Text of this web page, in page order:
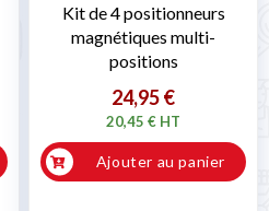
Kit de 4 positionneurs
magnétiques multi-
positions
24,95 €
20,45 € HT
Ajouter au panier